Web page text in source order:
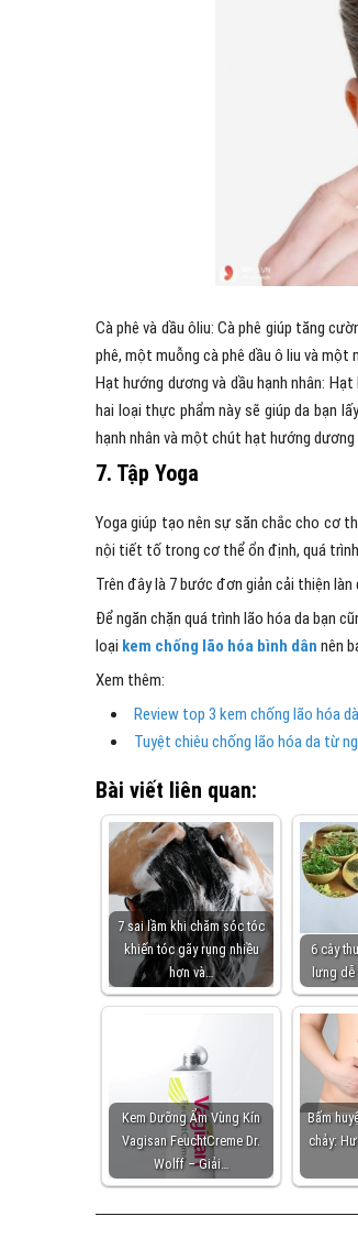
Cà phê và dầu ôliu: Cà phê giúp tăng
phê, một muỗng cà phê dầu ô liu và một
Hạt hướng dương và dầu hạnh nhân:
hai loại thực phẩm này sẽ giúp da bạn
hạnh nhân và một chút hạt hướng
7. Tập Yoga
Yoga giúp tạo nên sự săn chắc cho cơ
nội tiết tố trong cơ thể ổn định, quá
Trên đây là 7 bước đơn giản cải thiện
Để ngăn chặn quá trình lão hóa da bạn
loại kem chống lão hóa bình dân nên
Xem thêm:
Review top 3 kem chống lão hóa
Tuyệt chiêu chống lão hóa da từ
Bài viết liên quan:
7 sai lầm khi chăm sóc tóc
khiến tóc gãy rụng nhiều
hơn và…
6 cây
lưng dễ
Kem Dưỡng Ẩm Vùng Kín
Vagisan FeuchtCreme Dr.
Wolff – Giải…
Bấm
chảy: